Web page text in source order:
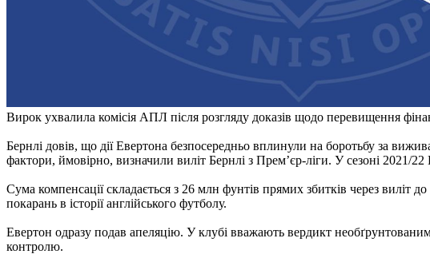
Вирок ухвалила комісія АПЛ після розгляду доказів щодо перевищення
Бернлі довів, що дії Евертона безпосередньо вплинули на боротьбу за
фактори, ймовірно, визначили виліт Бернлі з Прем’єр-ліги. У сезоні 2021/
Сума компенсації складається з 26 млн фунтів прямих збитків через
покарань в історії англійського футболу.
Евертон одразу подав апеляцію. У клубі вважають вердикт
контролю.